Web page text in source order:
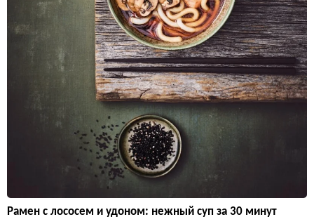
Рамен с лососем и удоном: нежный суп за 30 минут